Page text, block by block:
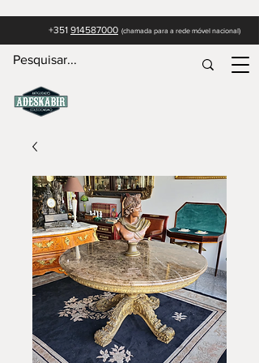
+351 914587000 (chamada para a rede móvel nacional)